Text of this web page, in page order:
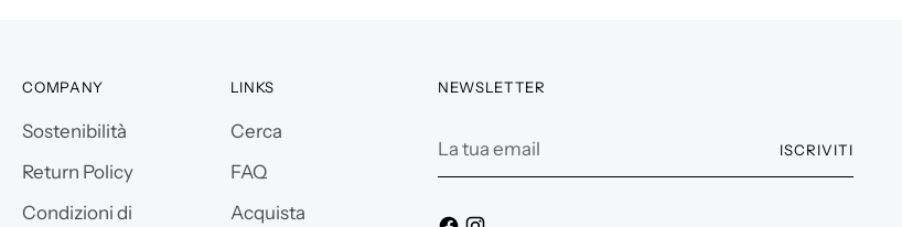
COMPANY
Sostenibilità
Return Policy
Condizioni di
LINKS
Cerca
FAQ
Acquista
NEWSLETTER
tua
ISCRIVITI